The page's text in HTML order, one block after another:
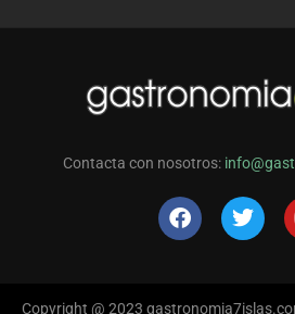
Contacta con nosotros:
Copyright @ 2023